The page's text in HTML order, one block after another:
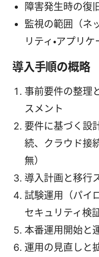
障害発生時の復
監視の範囲（ネ
リティ・アプリ
導入手順の概略
事前要件の整理
スメント
要件に基づく設
続、クラウド接
無）
導入計画と移行
試験運用（パイ
セキュリティ検証
本番運用開始と
運用の見直しと